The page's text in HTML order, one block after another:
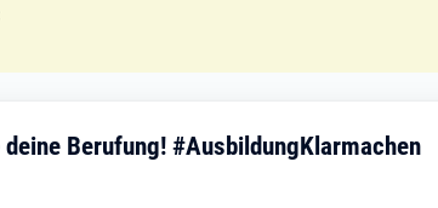
deine Berufung! #AusbildungKlarmachen